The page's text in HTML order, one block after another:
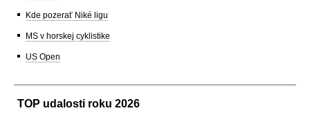
Kde pozerať Niké ligu
MS v horskej cyklistike
US Open
TOP udalosti roku 2026